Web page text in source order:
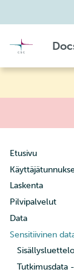
Etusivu
Uuden
Käyttäjätilin
Salasanan
Uuden
Kun projektisi
Laskenta
Käyttöpolitiikka
Laskutus
Järjestelmät
Puhti
Mahti
Yhteyden
SSH-
Pilvipalvelut
Noppe
Opas
Opas
Käsitteet
Pouta
Aloittaminen
Konfigurointi
Pukki
Mikä on
Rahti
Data
Datan kanssa
Vinkkejä
Metatiedot
Datan
Tiedostojen
Allas-
Sensitiivinen
Tutkimusdata